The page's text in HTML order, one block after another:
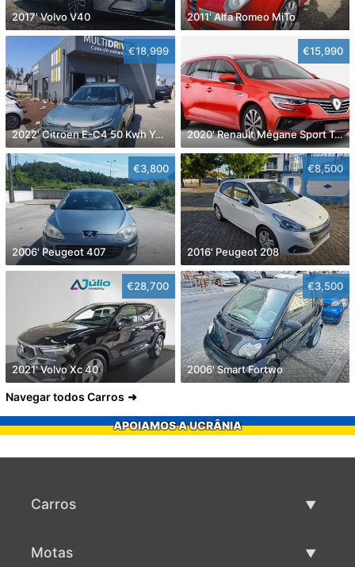
2017' Volvo V40 2011' Alfa Romeo MiTo
€18,999
2022' Citroen E-C4 50 Kwh You!
€15,990
2020' Renault Mégane Sport Tourer
€3,800
2006' Peugeot 407
€8,500
2016' Peugeot 208
€28,700
2021' Volvo Xc 40
€3,500
2006' Smart Fortwo
Navegar todos Carros
APOIAMOS A UCRÂNIA
Carros
Motas